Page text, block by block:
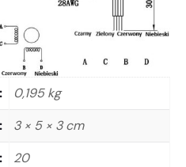
0,195 kg
3 × 5 × 3 cm
20